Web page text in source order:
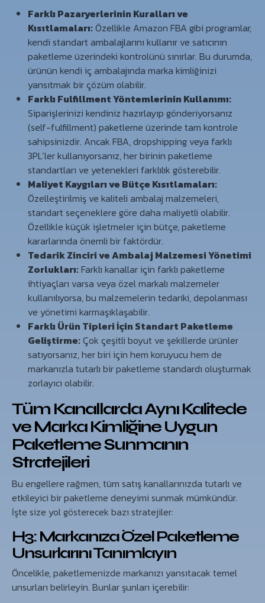
Farklı Pazaryerlerinin Kuralları ve
Kısıtlamaları: Özellikle Amazon FBA gibi programlar,
kendi standart ambalajlarını kullanır ve satıcının
paketleme üzerindeki kontrolünü sınırlar. Bu durumda,
ürünün kendi iç ambalajında marka kimliğinizi
yansıtmak bir çözüm olabilir.
Farklı Fulfillment Yöntemlerinin Kullanımı:
Siparişlerinizi kendiniz hazırlayıp gönderiyorsanız
(self-fulfillment) paketleme üzerinde tam kontrole
sahipsinizdir. Ancak FBA, dropshipping veya farklı
3PL’ler kullanıyorsanız, her birinin paketleme
standartları ve yetenekleri farklılık gösterebilir.
Maliyet Kaygıları ve Bütçe Kısıtlamaları:
Özelleştirilmiş ve kaliteli ambalaj malzemeleri,
standart seçeneklere göre daha maliyetli olabilir.
Özellikle küçük işletmeler için bütçe, paketleme
kararlarında önemli bir faktördür.
Tedarik Zinciri ve Ambalaj Malzemesi Yönetimi
Zorlukları: Farklı kanallar için farklı paketleme
ihtiyaçları varsa veya özel markalı malzemeler
kullanılıyorsa, bu malzemelerin tedariki, depolanması
ve yönetimi karmaşıklaşabilir.
Farklı Ürün Tipleri İçin Standart Paketleme
Geliştirme: Çok çeşitli boyut ve şekillerde ürünler
satıyorsanız, her biri için hem koruyucu hem de
markanızla tutarlı bir paketleme standardı oluşturmak
zorlayıcı olabilir.
Tüm Kanallarda Aynı Kalitede
ve Marka Kimliğine Uygun
Paketleme Sunmanın
Stratejileri
Bu engellere rağmen, tüm satış kanallarınızda tutarlı ve
etkileyici bir paketleme deneyimi sunmak mümkündür.
İşte size yol gösterecek bazı stratejiler:
H3: Markanıza Özel Paketleme
Unsurlarını Tanımlayın
Öncelikle, paketlemenizde markanızı yansıtacak temel
unsurları belirleyin. Bunlar şunları içerebilir: